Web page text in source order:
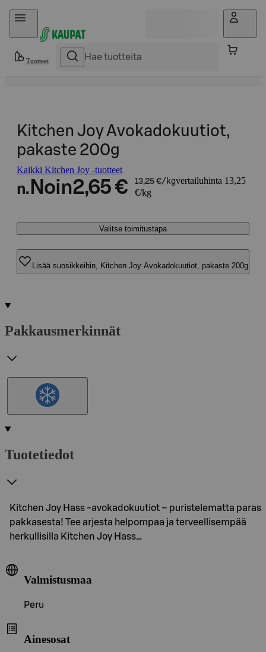
Hyppää sisältöön
Tuotteet
Kitchen Joy Avokadokuutiot,
pakaste 200g
Kaikki Kitchen Joy -tuotteet
n. Noin2,65 € 13,25 €/kgvertailuhinta 13,25
€/kg
Valitse toimitustapa
Lisää suosikkeihin, Kitchen Joy Avokadokuutiot, pakaste 200g
Pakkausmerkinnät
Tuotetiedot
Kitchen Joy Hass -avokadokuutiot – puristelematta paras
pakkasesta! Tee arjesta helpompaa ja terveellisempää
herkullisilla Kitchen Joy Hass…
Valmistusmaa
Peru
Ainesosat